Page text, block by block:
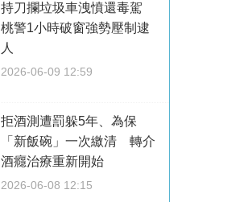
持刀攔垃圾車洩憤還毒駕
桃警1小時破窗強勢壓制逮
人
2026-06-09 12:59
拒酒測遭罰躲5年、為保
「新飯碗」一次繳清 轉介
酒癮治療重新開始
2026-06-08 12:15